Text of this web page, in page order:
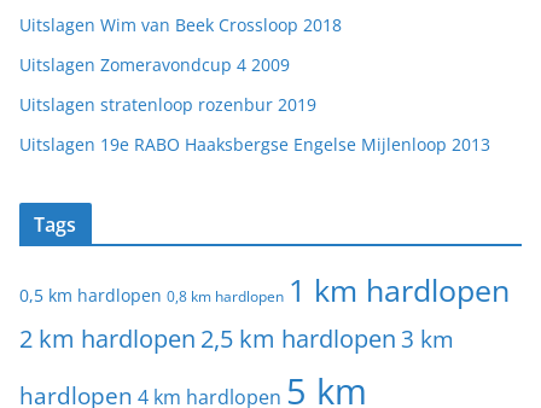
Uitslagen Wim van Beek Crossloop 2018
Uitslagen Zomeravondcup 4 2009
Uitslagen stratenloop rozenbur 2019
Uitslagen 19e RABO Haaksbergse Engelse Mijlenloop 2013
Tags
0,5 km hardlopen 0,8 km hardlopen 1 km hardlopen
2 km hardlopen 2,5 km hardlopen 3 km
hardlopen 4 km hardlopen 5 km